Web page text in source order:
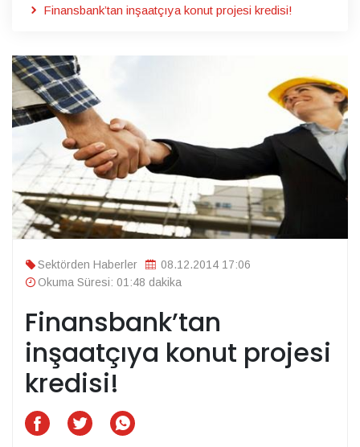
Finansbank’tan inşaatçıya konut projesi kredisi!
Sektörden Haberler
08.12.2014 17:06
Okuma Süresi: 01:48 dakika
Finansbank’tan
inşaatçıya konut projesi
kredisi!